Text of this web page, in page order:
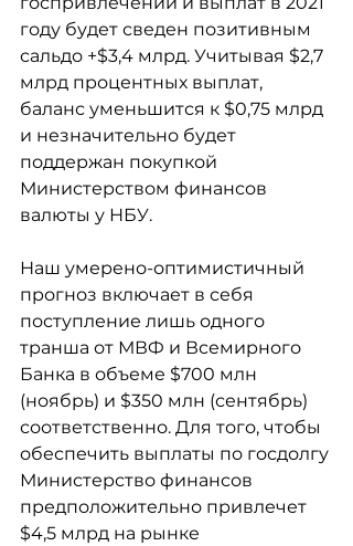
году будет сведен позитивным
сальдо +$3,4 млрд. Учитывая $2,7
млрд процентных выплат,
баланс уменьшится к $0,75 млрд
и незначительно будет
поддержан покупкой
Министерством финансов
валюты у НБУ.
Наш умерено-оптимистичный
прогноз включает в себя
поступление лишь одного
транша от МВФ и Всемирного
Банка в объеме $700 млн
(ноябрь) и $350 млн (сентябрь)
соответственно. Для того, чтобы
обеспечить выплаты по госдолгу
Министерство финансов
предположительно привлечет
$4,5 млрд на рынке